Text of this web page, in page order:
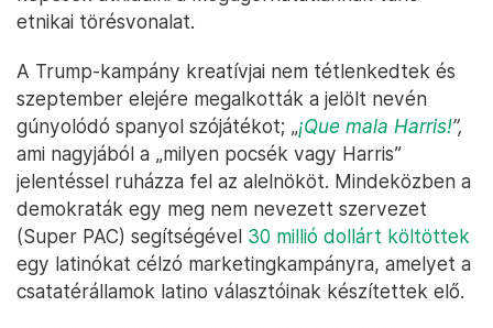
etnikai törésvonalat.
A Trump-kampány kreatívjai nem tétlenkedtek és
szeptember elejére megalkották a jelölt nevén
gúnyolódó spanyol szójátékot; „¡Que mala Harris!”,
ami nagyjából a „milyen pocsék vagy Harris”
jelentéssel ruházza fel az alelnököt. Mindeközben a
demokraták egy meg nem nevezett szervezet
(Super PAC) segítségével 30 millió dollárt költöttek
egy latinókat célzó marketingkampányra, amelyet a
csatatérállamok latino választóinak készítettek elő.